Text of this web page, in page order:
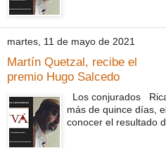
martes, 11 de mayo de 2021
Martín Quetzal, recibe el
premio Hugo Salcedo
Los conjurados
más de quince días,
conocer el resultado